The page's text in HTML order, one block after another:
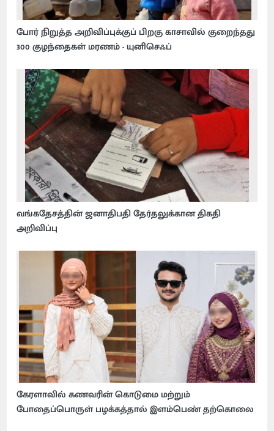
போர் நிறுத்த அறிவிப்புக்குப் பிறகு காசாவில் குறைந்தது
300 குழந்தைகள் மரணம் - யுனிசெஃப்
வங்கதேசத்தின் ஜனாதிபதி தேர்தலுக்கான திகதி
அறிவிப்பு
கேரளாவில் கணவரின் கொடுமை மற்றும்
போதைப்பொருள் பழக்கத்தால் இளம்பெண் தற்கொலை